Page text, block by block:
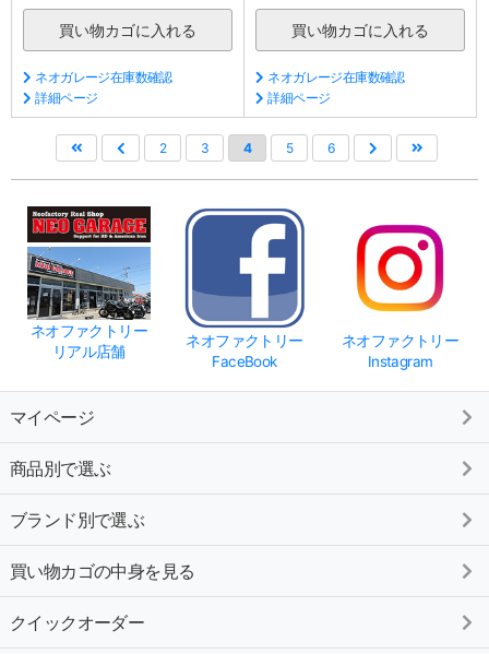
ネオガレージ在庫数確認
詳細ページ
ネオガレージ在庫数確認
詳細ページ
2 3 4 5 6
ネオファクトリー
リアル店舗
ネオファクトリー
FaceBook
ネオファクトリー
Instagram
マイページ
商品別で選ぶ
ブランド別で選ぶ
買い物カゴの中身を見る
クイックオーダー